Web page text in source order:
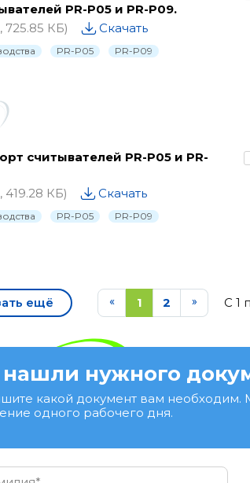
PR-P05 и PR-P09.
725.85 КБ)
Скачать
PR-P05 PR-P09
считывателей PR-P05 и PR-
419.28 КБ)
Скачать
PR-P05 PR-P09
ещё 1 2 C 1
нужного
какой документ вам
одного рабочего дня.